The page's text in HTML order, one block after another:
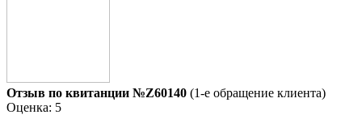
Отзыв по квитанции №Z60140 (1-е обращение клиента)
Оценка: 5